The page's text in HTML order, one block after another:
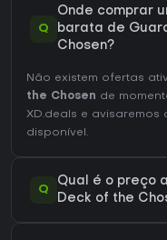
Q
Onde comprar
barata de
Chosen?
Não existem ofertas
the Chosen de
XD.deals e avisaremos
disponível.
Q
Qual é o preço
Deck of the